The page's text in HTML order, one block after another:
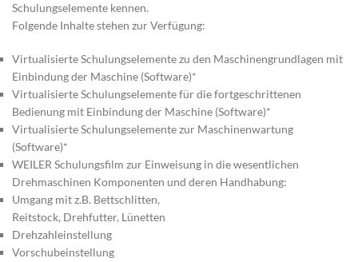
Schulungselemente kennen.
Folgende Inhalte stehen zur Verfügung:
Virtualisierte Schulungselemente zu den Maschinengrundlagen mit
Einbindung der Maschine (Software)*
Virtualisierte Schulungselemente für die fortgeschrittenen
Bedienung mit Einbindung der Maschine (Software)*
Virtualisierte Schulungselemente zur Maschinenwartung
(Software)*
WEILER Schulungsfilm zur Einweisung in die wesentlichen
Drehmaschinen Komponenten und deren Handhabung:
Umgang mit z.B. Bettschlitten,
Reitstock, Drehfutter, Lünetten
Drehzahleinstellung
Vorschubeinstellung